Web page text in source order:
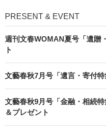
PRESENT & EVENT
週刊文春WOMAN夏号「遺贈
ト
文藝春秋7月号「遺言・寄付
文藝春秋9月号「金融・相続
＆プレゼント